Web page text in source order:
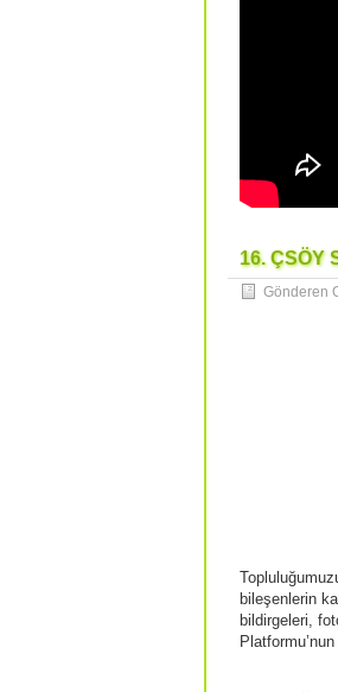
16. ÇSÖY
Gönderen
bileşenlerin
bildirgeleri,